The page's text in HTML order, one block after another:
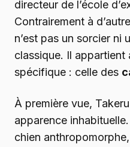
directeur de l’école
Contrairement à
n’est pas un sorcier ni
classique. Il appartient
spécifique : celle des
À première vue,
apparence
chien